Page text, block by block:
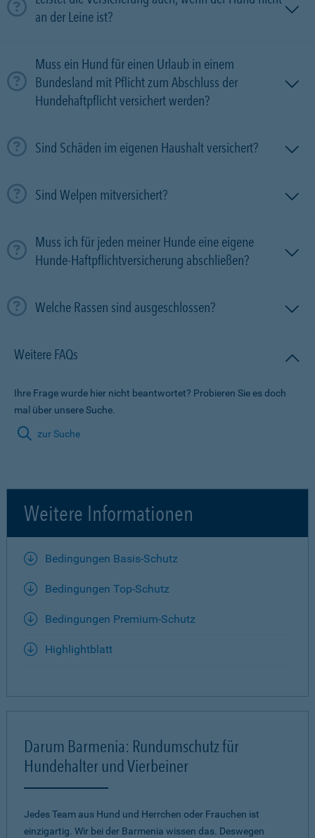
an der Leine ist?
Muss ein Hund für einen Urlaub in einem
Bundesland mit Pflicht zum Abschluss der
Hundehaftpflicht versichert werden?
Sind Schäden im eigenen Haushalt versichert?
Sind Welpen mitversichert?
Muss ich für jeden meiner Hunde eine eigene
Hunde-Haftpflichtversicherung abschließen?
Welche Rassen sind ausgeschlossen?
Weitere FAQs
Ihre Frage wurde hier nicht beantwortet? Probieren Sie es doch
mal über unsere Suche.
zur Suche
Weitere Informationen
Bedingungen Basis-Schutz
Bedingungen Top-Schutz
Bedingungen Premium-Schutz
Highlightblatt
Darum Barmenia: Rundumschutz für
Hundehalter und Vierbeiner
Jedes Team aus Hund und Herrchen oder Frauchen ist
einzigartig. Wir bei der Barmenia wissen das. Deswegen